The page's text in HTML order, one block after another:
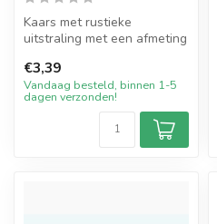
Kaars met rustieke
uitstraling met een afmeting
cm ho...
€3,39
Vandaag besteld, binnen 1-5
dagen verzonden!